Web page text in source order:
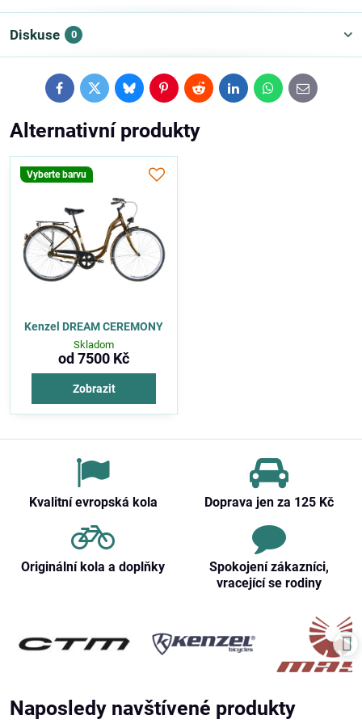
Diskuse 0
FacebookTwitterBlueskyPinterestRedditLinkedInWhatsApp
E-
mail
Alternativní produkty
Vyberte barvu
Kenzel DREAM CEREMONY
Skladom
od 7500 Kč
Zobrazit
Kvalitní evropská kola Doprava jen za 125 Kč
Originální kola a doplňky
Spokojení zákazníci,
vracející se rodiny
Naposledy navštívené produkty